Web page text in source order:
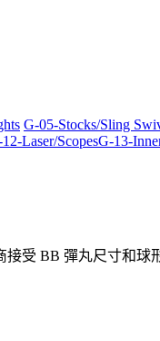
G-05-Stocks/Sling
Laser/ScopesG-13-
受 BB 彈丸尺寸和